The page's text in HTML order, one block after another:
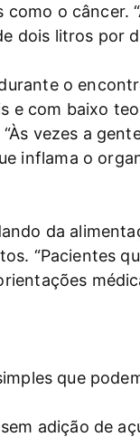
o câncer.
dois litros por
o
e com baixo
vezes a
inflama o
da
“Pacientes
que
adição de